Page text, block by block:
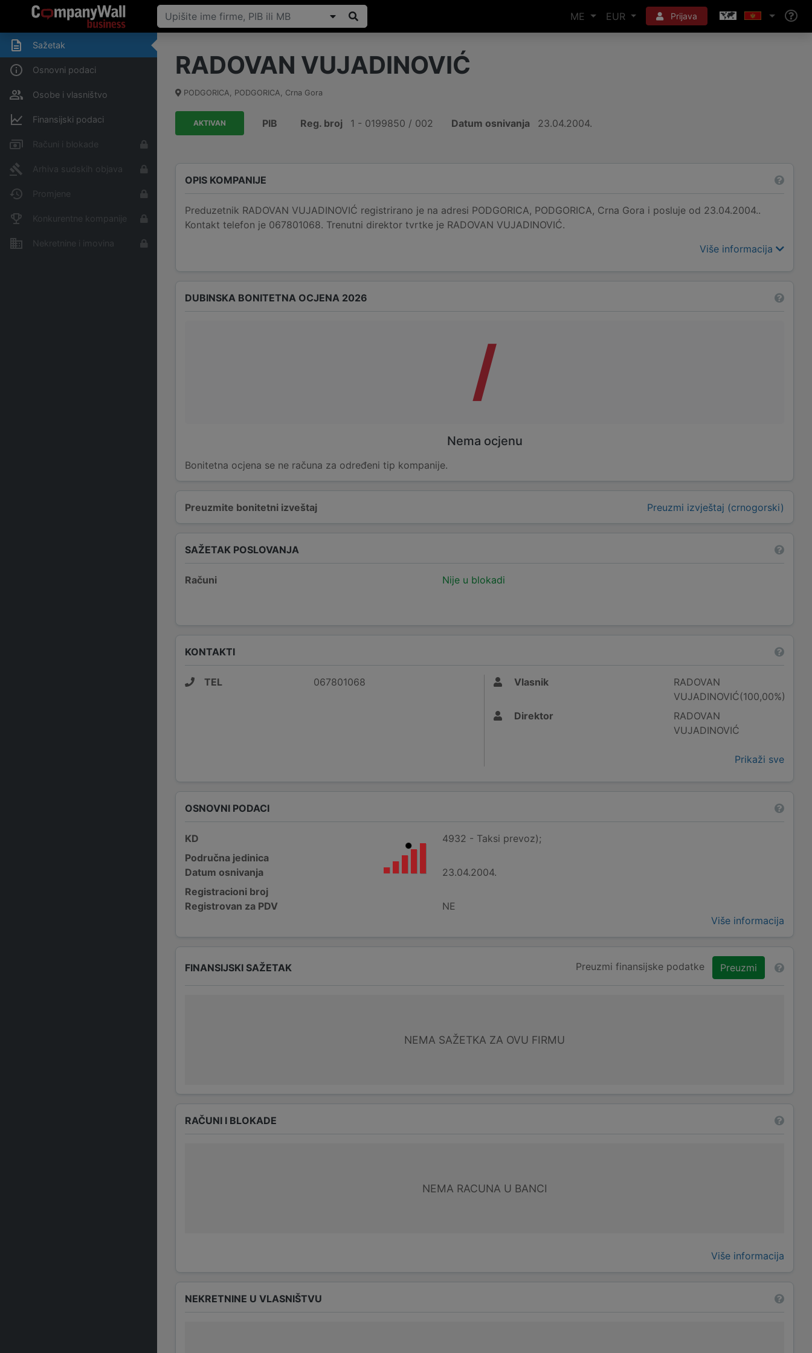
ME EUR Prijava
Sažetak
Osnovni podaci
Osobe i vlasništvo
Finansijski podaci
Računi i blokade
Arhiva sudskih objava
Promjene
Konkurentne kompanije
Nekretnine i imovina
RADOVAN VUJADINOVIĆ
PODGORICA, PODGORICA, Crna Gora
AKTIVAN PIB Reg. broj 1 - 0199850 / 002 Datum osnivanja 23.04.2004.
OPIS KOMPANIJE
Preduzetnik RADOVAN VUJADINOVIĆ registrirano je na adresi PODGORICA, PODGORICA, Crna Gora i posluje od 23.04.2004..
Kontakt telefon je 067801068. Trenutni direktor tvrtke je RADOVAN VUJADINOVIĆ.
Više informacija
Preuzmite bonitetni izveštaj Preuzmi izvještaj (crnogorski)
DUBINSKA BONITETNA OCJENA 2026
/
Nema ocjenu
Bonitetna ocjena se ne računa za određeni tip kompanije.
SAŽETAK POSLOVANJA
Računi Nije u blokadi
KONTAKTI
TEL 067801068 Vlasnik
RADOVAN
VUJADINOVIĆ(100,00%)
Direktor
RADOVAN
VUJADINOVIĆ
Prikaži sve
OSNOVNI PODACI
KD
4932 - Taksi prevoz);
Područna jedinica
Datum osnivanja
23.04.2004.
Registracioni broj
Registrovan za PDV
NE
Više informacija
FINANSIJSKI SAŽETAK Preuzmi finansijske podatke Preuzmi
NEMA SAŽETKA ZA OVU FIRMU
RAČUNI I BLOKADE
NEMA RACUNA U BANCI
Više informacija
NEKRETNINE U VLASNIŠTVU